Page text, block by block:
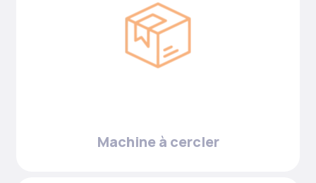
Machine à cercler